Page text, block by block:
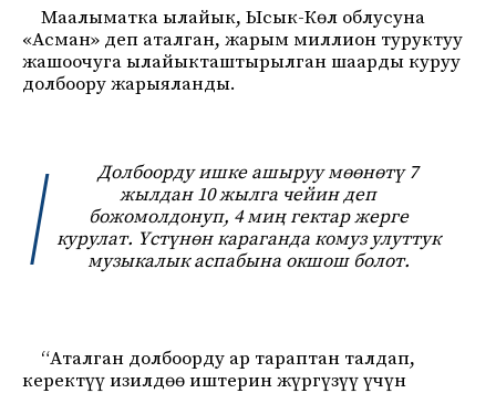
Маалыматка ылайык, Ысык-Көл облусуна
«Асман» деп аталган, жарым миллион туруктуу
жашоочуга ылайыкташтырылган шаарды куруу
долбоору жарыяланды.
Долбоорду ишке ашыруу мөөнөтү 7
жылдан 10 жылга чейин деп
божомолдонуп, 4 миң гектар жерге
курулат. Үстүнөн караганда комуз улуттук
музыкалык аспабына окшош болот.
“Аталган долбоорду ар тараптан талдап,
керектүү изилдөө иштерин жүргүзүү үчүн